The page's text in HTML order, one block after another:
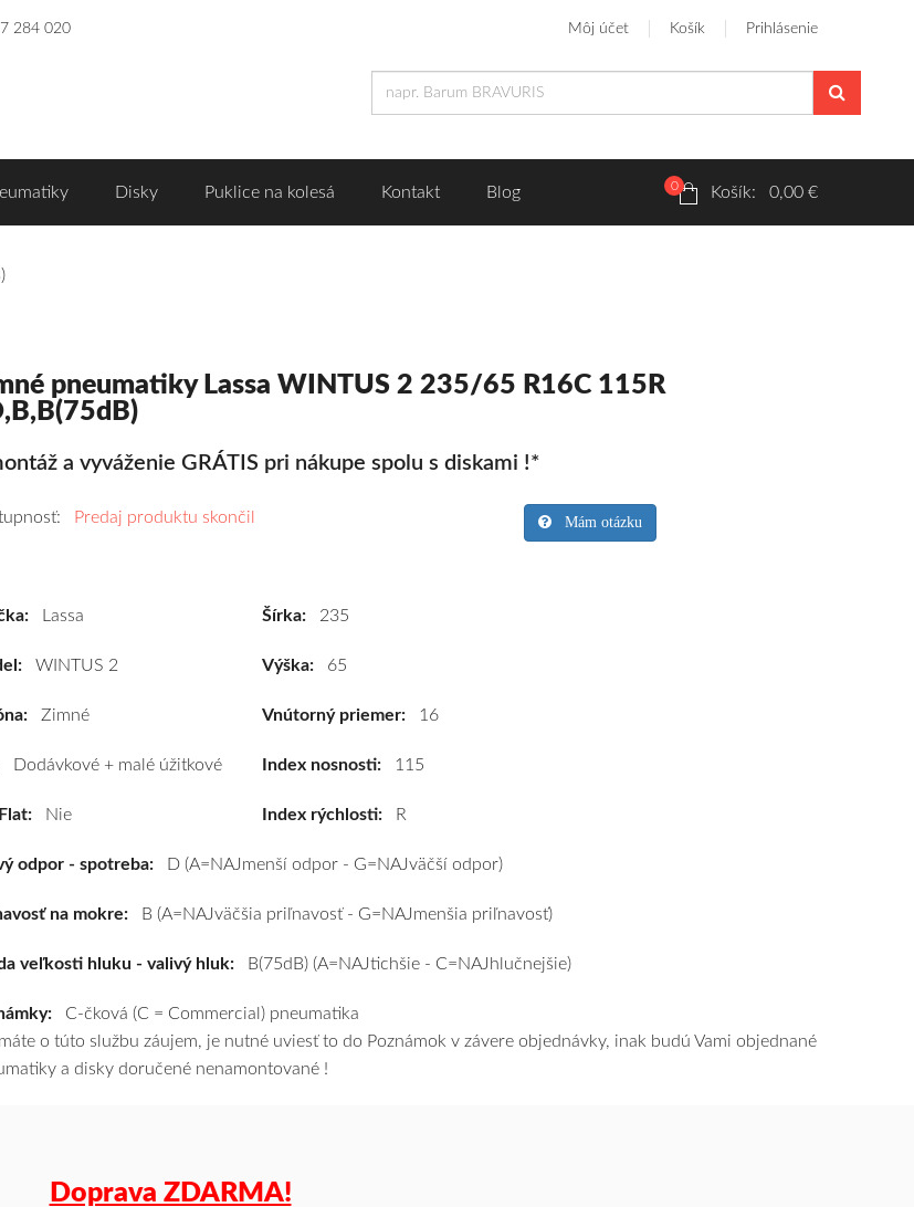
284 020 Môj účet Košík Prihlásenie
Disky Puklice na kolesá Kontakt Blog 0 Košík: 0,00 €
pneumatiky Lassa WINTUS 2 235/65 R16C 115R
a vyváženie GRÁTIS pri nákupe spolu s diskami !*
Predaj produktu skončil Mám otázku
Lassa
WINTUS 2
Zimné
Dodávkové + malé úžitkové
Nie
Šírka:235
Výška:65
Vnútorný priemer:16
Index nosnosti:115
Index rýchlosti:R
odpor - spotreba: D (A=NAJmenší odpor - G=NAJväčší odpor)
na mokre: B (A=NAJväčšia priľnavosť - G=NAJmenšia priľnavosť)
veľkosti hluku - valivý hluk: B(75dB) (A=NAJtichšie - C=NAJhlučnejšie)
C-čková (C = Commercial) pneumatika
o túto službu záujem, je nutné uviesť to do Poznámok v závere objednávky, inak budú Vami objednané
a disky doručené nenamontované !
Doprava ZDARMA!